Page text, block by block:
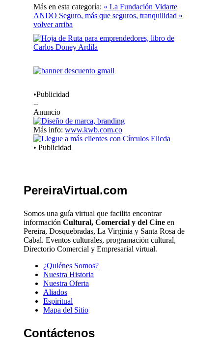
Más en esta categoría: « La Fundación Vidarte
ANDO Seguro, más que seguros, tranquilidad »
volver arriba
•Publicidad
--
Anuncio
Más info: www.kwb.com.co
• Publicidad
PereiraVirtual.com
Somos una guía virtual que facilita encontrar
información Cultural, Comercial y del Cine en
Pereira, Dosquebradas, La Virginia y Santa Rosa de
Cabal. Eventos culturales, programación cultural,
Directorio Comercial y Empresarial virtual.
¿Quiénes Somos?
Nuestra Historia
Nuestra Oferta
Aliados
Espiritual
Mapa del Sitio
Contáctenos